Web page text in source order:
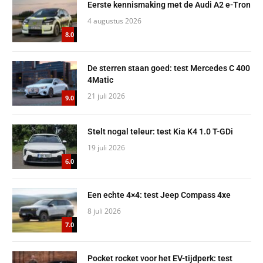
8.0
Eerste kennismaking met de Audi A2 e-Tron
4 augustus 2026
9.0
De sterren staan goed: test Mercedes C 400
4Matic
21 juli 2026
6.0
Stelt nogal teleur: test Kia K4 1.0 T-GDi
19 juli 2026
7.0
Een echte 4×4: test Jeep Compass 4xe
8 juli 2026
Pocket rocket voor het EV-tijdperk: test